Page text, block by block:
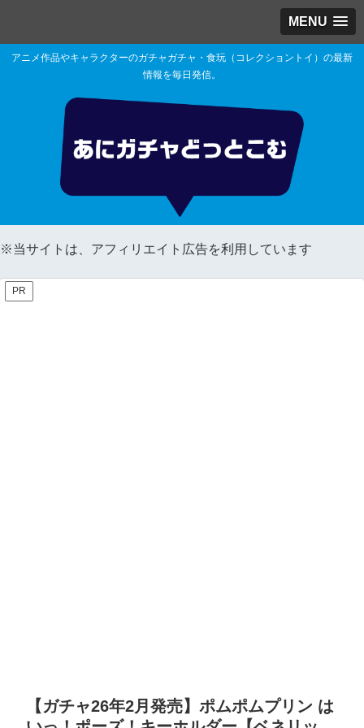
MENU
アニメ作品やキャラクターのガチャガチャ・食玩（コレクショントイ）の最新
情報を毎日発信。
※当サイトは、アフィリエイト広告を利用しています
PR
【ガチャ26年2月発売】ポムポムプリン は